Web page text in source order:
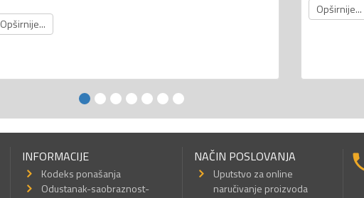
Opširnije...
Opširnije...
INFORMACIJE
Kodeks ponašanja
Odustanak-saobraznost-
NAČIN POSLOVANJA
Uputstvo za online
naručivanje proizvoda